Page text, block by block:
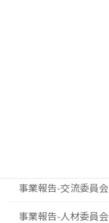
事業報告-交流委員会
事業報告-人材委員会